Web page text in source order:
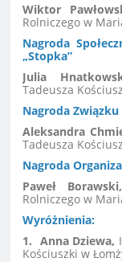
Wiktor
Rolniczego w
Nagroda
„Stopka”
Julia
Tadeusza
Nagroda
Aleksandra
Tadeusza
Nagroda
Paweł
Rolniczego w
Wyróżnienia:
1. Anna Dziewa,
Kościuszki w